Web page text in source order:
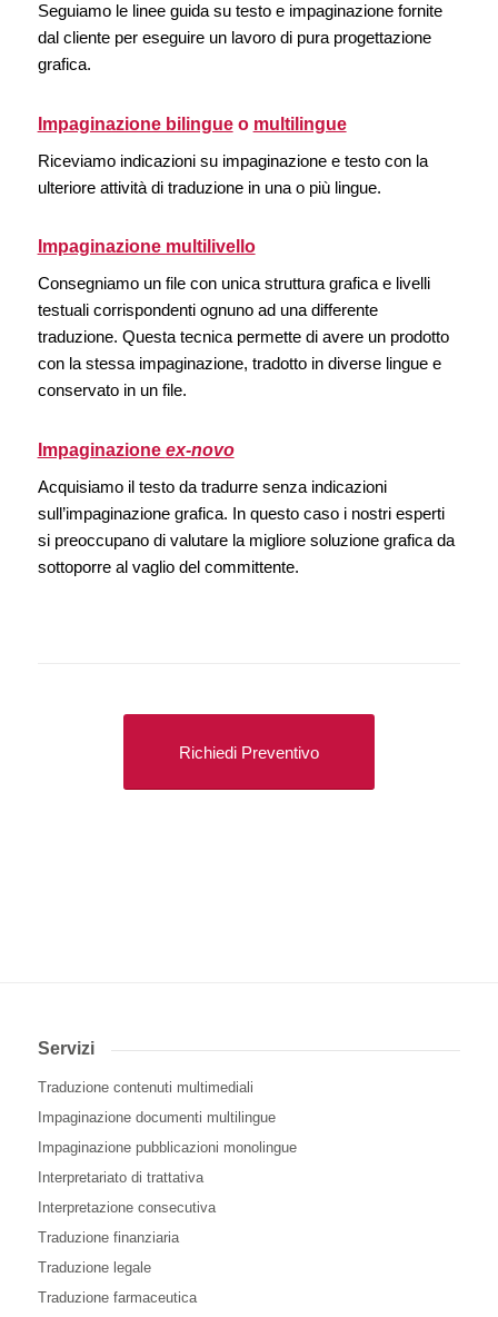
Seguiamo le linee guida su testo e impaginazione fornite
dal cliente per eseguire un lavoro di pura progettazione
grafica.
Impaginazione bilingueo multilingue
Riceviamo indicazioni su impaginazione e testo con la
ulteriore attività di traduzione in una o più lingue.
Impaginazione multilivello
Consegniamo un file con unica struttura grafica e livelli
testuali corrispondenti ognuno ad una differente
traduzione. Questa tecnica permette di avere un prodotto
con la stessa impaginazione, tradotto in diverse lingue e
conservato in un file.
Impaginazione ex-novo
Acquisiamo il testo da tradurre senza indicazioni
sull’impaginazione grafica. In questo caso i nostri esperti
si preoccupano di valutare la migliore soluzione grafica da
sottoporre al vaglio del committente.
Richiedi Preventivo
Servizi
Traduzione contenuti multimediali
Impaginazione documenti multilingue
Impaginazione pubblicazioni monolingue
Interpretariato di trattativa
Interpretazione consecutiva
Traduzione finanziaria
Traduzione legale
Traduzione farmaceutica